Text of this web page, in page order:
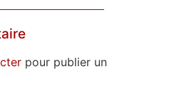
pour publier un